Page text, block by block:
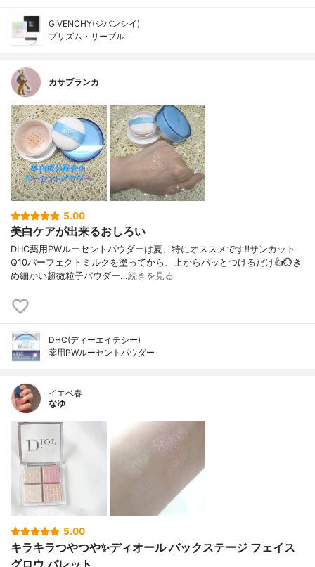
GIVENCHY(ジバンシイ)
プリズム・リーブル
カサブランカ
5.00
美白ケアが出来るおしろい
DHC薬用PWルーセントパウダーは夏、特にオススメです‼️サンカット
Q10パーフェクトミルクを塗ってから、上からパッとつけるだけ👍️💮き
め細かい超微粒子パウダー…続きを見る
DHC(ディーエイチシー)
薬用PWルーセントパウダー
イエベ春
なゆ
5.00
キラキラつやつや✨ディオール バックステージ フェイス
グロウ パレット